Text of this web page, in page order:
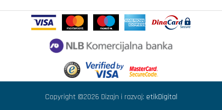
Copyright ©2026 Dizajn i razvoj: etikDigital